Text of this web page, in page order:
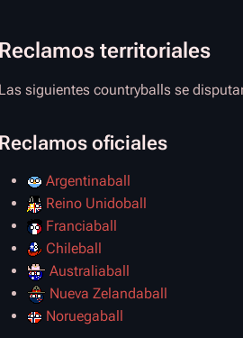
Reclamos territoriales
Las siguientes countryballs se
Reclamos oficiales
Argentinaball
Reino Unidoball
Franciaball
Chileball
Australiaball
Nueva Zelandaball
Noruegaball